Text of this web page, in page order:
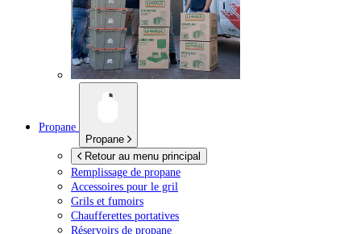
Propane
Propane
Retour au menu principal
Remplissage de propane
Accessoires pour le gril
Grils et fumoirs
Chaufferettes portatives
Réservoirs de propane